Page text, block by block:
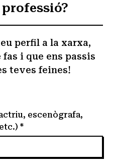
perfil a la xarxa,
i que ens passis
teves feines!
escenògrafa,
*